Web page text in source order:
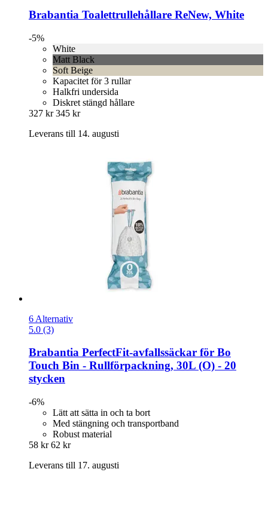
Brabantia Toalettrullehållare ReNew, White
-5%
White
Matt Black
Soft Beige
Kapacitet för 3 rullar
Halkfri undersida
Diskret stängd hållare
327 kr 345 kr
Leverans till 14. augusti
6 Alternativ
5.0 (3)
Brabantia PerfectFit-​avfallssäckar för Bo
Touch Bin -​ Rullförpackning, 30L (O) -​ 20
stycken
-6%
Lätt att sätta in och ta bort
Med stängning och transportband
Robust material
58 kr 62 kr
Leverans till 17. augusti